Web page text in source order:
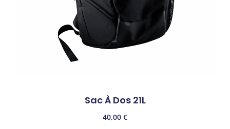
Sac À Dos 21L
40,00 €